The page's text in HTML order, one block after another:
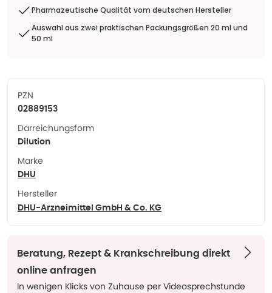
Pharmazeutische Qualität vom deutschen Hersteller
Auswahl aus zwei praktischen Packungsgrößen 20 ml und
50 ml
PZN
02889153
Darreichungsform
Dilution
Marke
DHU
Hersteller
DHU-Arzneimittel GmbH & Co. KG
Beratung, Rezept & Krankschreibung direkt
online anfragen
In wenigen Klicks von Zuhause per Videosprechstunde